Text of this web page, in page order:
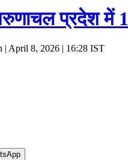
प्रदेश में
| April 8, 2026 | 16:28 IST